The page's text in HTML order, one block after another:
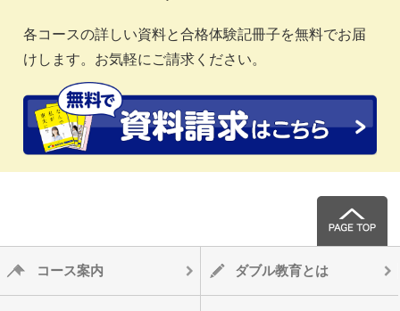
各コースの詳しい資料と合格体験記冊子を無料でお届
けします。お気軽にご請求ください。
コース案内 ダブル教育とは